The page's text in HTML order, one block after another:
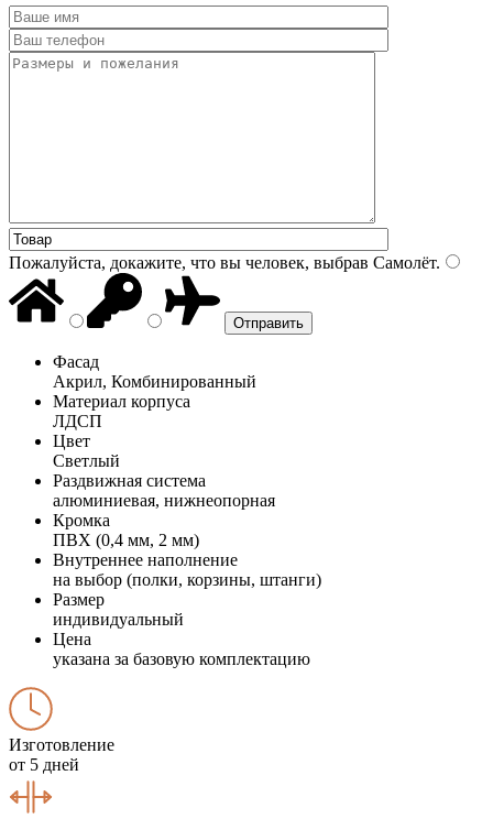
Пожалуйста, докажите, что вы человек, выбрав Самолёт.
Фасад
Акрил, Комбинированный
Материал корпуса
ЛДСП
Цвет
Светлый
Раздвижная система
алюминиевая, нижнеопорная
Кромка
ПВХ (0,4 мм, 2 мм)
Внутреннее наполнение
на выбор (полки, корзины, штанги)
Размер
индивидуальный
Цена
указана за базовую комплектацию
Изготовление
от 5 дней